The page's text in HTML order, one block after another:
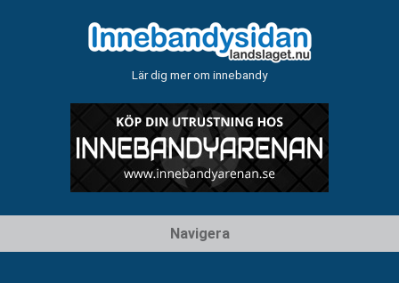
Lär dig mer om innebandy
Navigera